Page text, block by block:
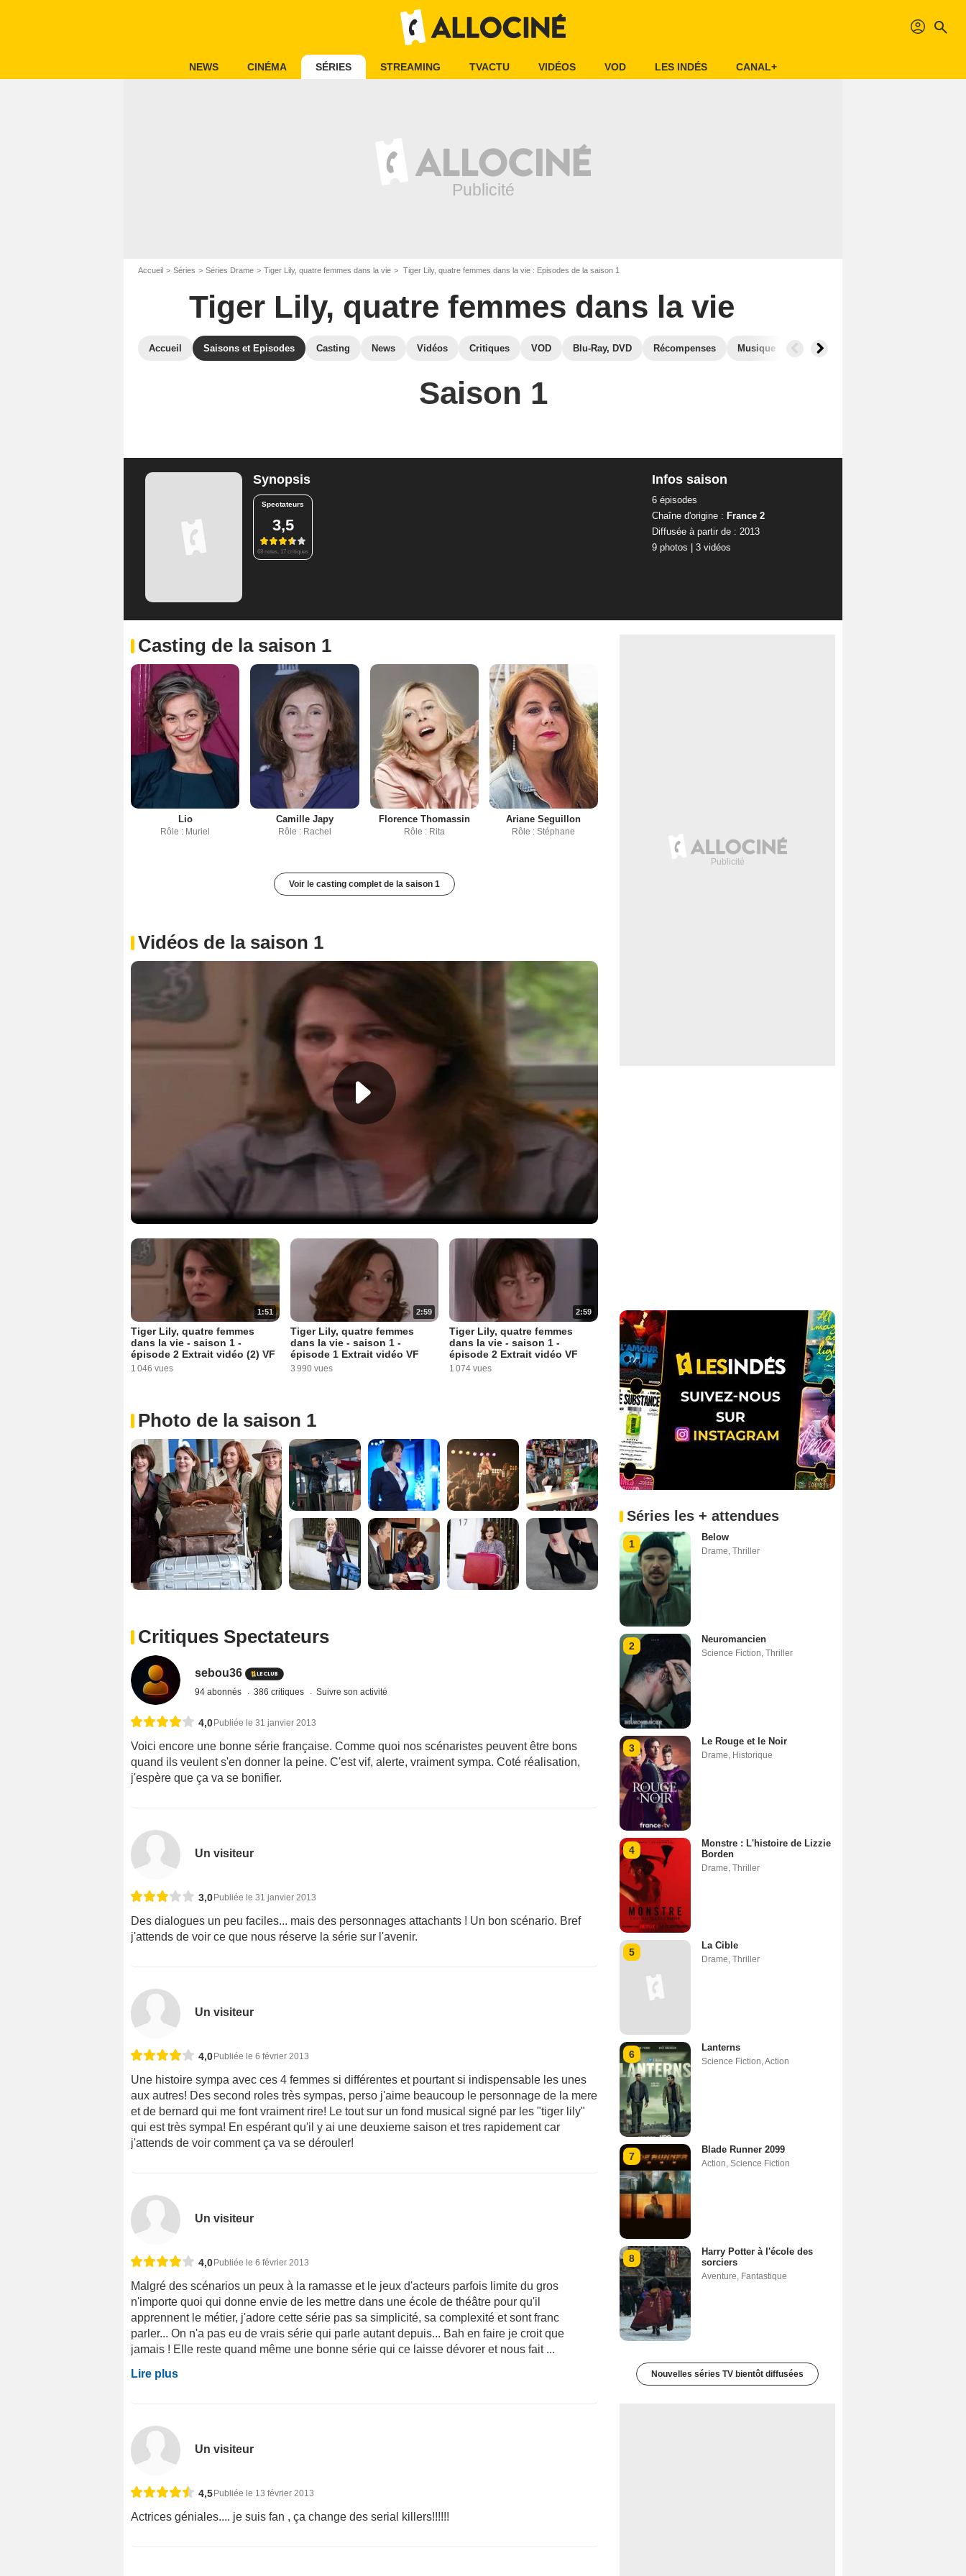
profil search
NEWS CINÉMA SÉRIES STREAMING TVACTU VIDÉOS VOD LES INDÉS CANAL+
Accueil Séries Séries Drame Tiger Lily, quatre femmes dans la vie Tiger Lily, quatre femmes dans la vie : Episodes de la saison 1
Tiger Lily, quatre femmes dans la vie
Accueil Saisons et Episodes Casting News Vidéos Critiques VOD Blu-Ray, DVD Récompenses Musique Photos
Saison 1
Synopsis
Spectateurs
3,5
68 notes, 17 critiques
Infos saison
6 épisodes
Chaîne d'origine : France 2
Diffusée à partir de : 2013
9 photos
3 vidéos
Casting de la saison 1
Lio
Rôle : Muriel
Camille Japy
Rôle : Rachel
Florence Thomassin
Rôle : Rita
Ariane Seguillon
Rôle : Stéphane
Voir le casting complet de la saison 1
Vidéos de la saison 1
1:51
Tiger Lily, quatre femmes
dans la vie - saison 1 -
épisode 2 Extrait vidéo (2) VF
1 046 vues
2:59
Tiger Lily, quatre femmes
dans la vie - saison 1 -
épisode 1 Extrait vidéo VF
3 990 vues
2:59
Tiger Lily, quatre femmes
dans la vie - saison 1 -
épisode 2 Extrait vidéo VF
1 074 vues
Photo de la saison 1
Critiques Spectateurs
sebou36
94 abonnés 386 critiques Suivre son activité
4,0 Publiée le 31 janvier 2013
Voici encore une bonne série française. Comme quoi nos scénaristes peuvent être bons
quand ils veulent s'en donner la peine. C'est vif, alerte, vraiment sympa. Coté réalisation,
j'espère que ça va se bonifier.
Un visiteur
3,0 Publiée le 31 janvier 2013
Des dialogues un peu faciles... mais des personnages attachants ! Un bon scénario. Bref
j'attends de voir ce que nous réserve la série sur l'avenir.
Un visiteur
4,0 Publiée le 6 février 2013
Une histoire sympa avec ces 4 femmes si différentes et pourtant si indispensable les unes
aux autres! Des second roles très sympas, perso j'aime beaucoup le personnage de la mere
et de bernard qui me font vraiment rire! Le tout sur un fond musical signé par les "tiger lily"
qui est très sympa! En espérant qu'il y ai une deuxieme saison et tres rapidement car
j'attends de voir comment ça va se dérouler!
Un visiteur
4,0 Publiée le 6 février 2013
Malgré des scénarios un peux à la ramasse et le jeux d'acteurs parfois limite du gros
n'importe quoi qui donne envie de les mettre dans une école de théâtre pour qu'il
apprennent le métier, j'adore cette série pas sa simplicité, sa complexité et sont franc
parler... On n'a pas eu de vrais série qui parle autant depuis... Bah en faire je croit que
jamais ! Elle reste quand même une bonne série qui ce laisse dévorer et nous fait ...
Lire plus
Un visiteur
4,5 Publiée le 13 février 2013
Actrices géniales.... je suis fan , ça change des serial killers!!!!!!
Séries les + attendues
1
Below
Drame Thriller
2
Neuromancien
Science Fiction Thriller
3
Le Rouge et le Noir
Drame Historique
4
Monstre : L'histoire de Lizzie
Borden
Drame Thriller
5
La Cible
Drame Thriller
6
Lanterns
Science Fiction Action
7
Blade Runner 2099
Action Science Fiction
8
Harry Potter à l'école des
sorciers
Aventure Fantastique
Nouvelles séries TV bientôt diffusées